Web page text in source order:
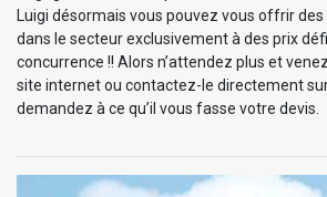
Luigi désormais vous pouvez vous offrir des
dans le secteur exclusivement à des prix
concurrence !! Alors n’attendez plus et
site internet ou contactez-le directement
demandez à ce qu’il vous fasse votre devis.